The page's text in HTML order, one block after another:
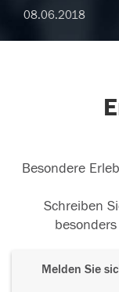
08.06.2018
Besondere
Schreiben
Melden Sie